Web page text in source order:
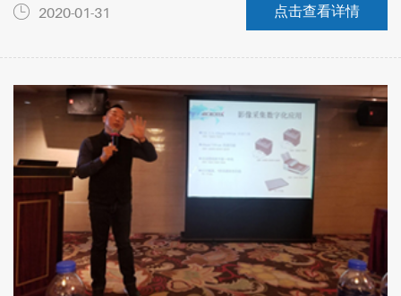
2020-01-31 点击查看详情